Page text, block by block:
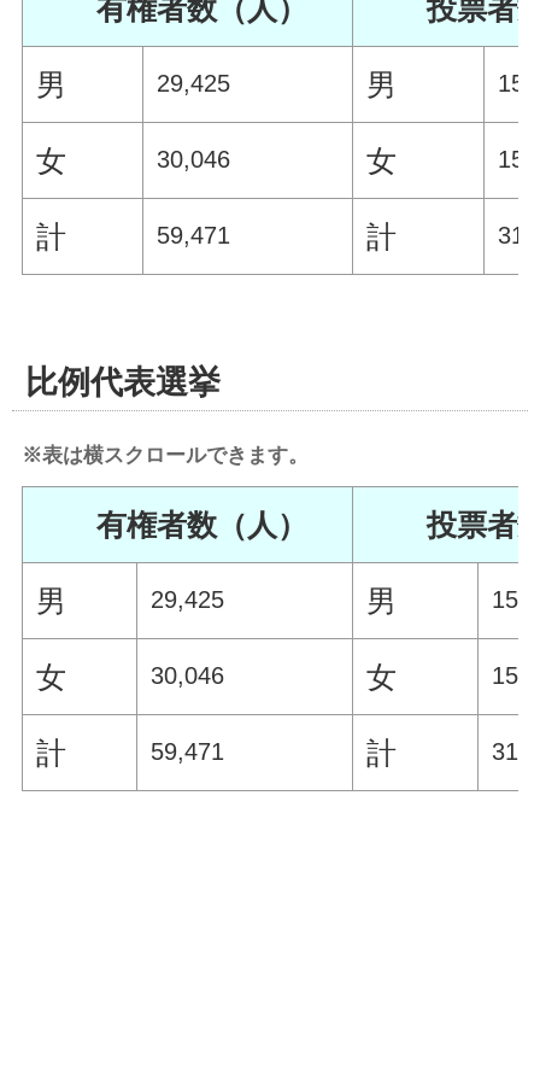
有権者数（人） 投票者
男 29,425 男
女 30,046 女
計 59,471 計
比例代表選挙
※表は横スクロールできます。
有権者数（人） 投票者
男 29,425 男
女 30,046 女
計 59,471 計